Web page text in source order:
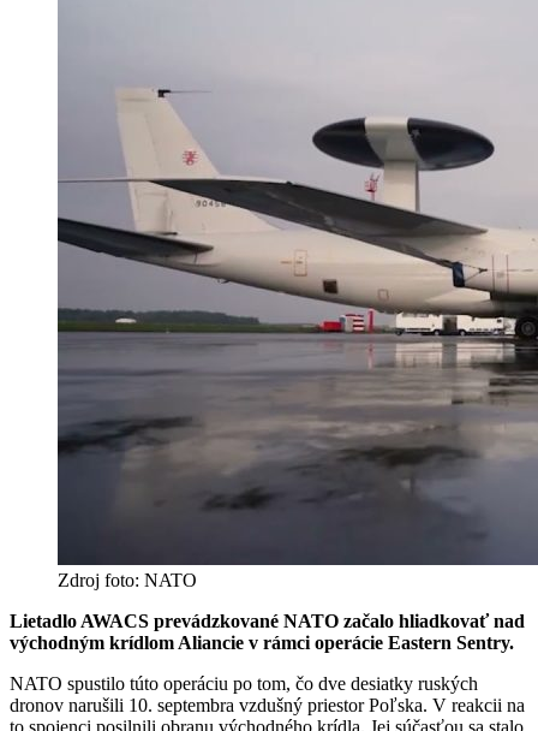
Zdroj foto: NATO
Lietadlo AWACS prevádzkované NATO začalo hliadkovať nad
východným krídlom Aliancie v rámci operácie Eastern Sentry.
NATO spustilo túto operáciu po tom, čo dve desiatky ruských
dronov narušili 10. septembra vzdušný priestor Poľska. V reakcii na
to spojenci posilnili obranu východného krídla. Jej súčasťou sa stalo